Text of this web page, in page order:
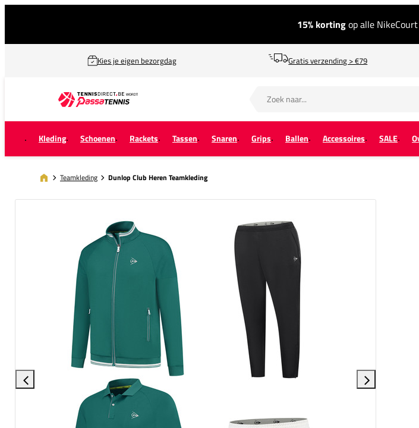
15% kortingop alle NikeCourt
Kies je eigen bezorgdag Gratis verzending > €79
Kleding Schoenen Rackets Tassen Snaren Grips Ballen Accessoires SALE
Teamkleding Dunlop Club Heren Teamkleding